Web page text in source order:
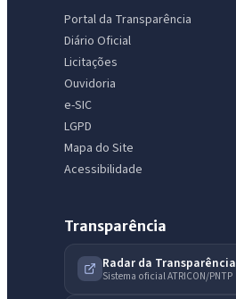
Portal da Transparência
Diário Oficial
Licitações
Ouvidoria
e-SIC
LGPD
Mapa do Site
Acessibilidade
Transparência
Radar da
Sistema oficial ATRICON/PNTP